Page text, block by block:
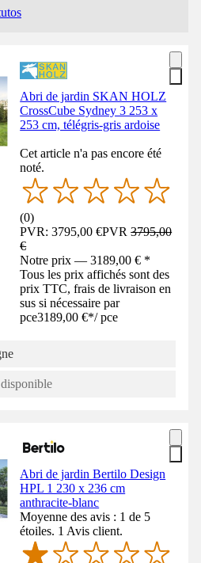
Abri de jardin SKAN HOLZ
CrossCube Sydney 3 253 x
253 cm, télégris-gris ardoise
Cet article n'a pas encore été
noté.
(0)
PVR: 3795,00 €PVR3795,00
€
Notre prix — 3189,00 € *
Tous les prix affichés sont des
prix TTC, frais de livraison en
sus si nécessaire par
pce3189,00 €*/ pce
Abri de jardin Bertilo Design
HPL 1 230 x 236 cm
anthracite-blanc
Moyenne des avis : 1 de 5
étoiles. 1 Avis client.